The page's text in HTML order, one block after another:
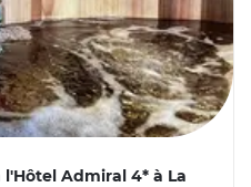
Admiral 4* à La